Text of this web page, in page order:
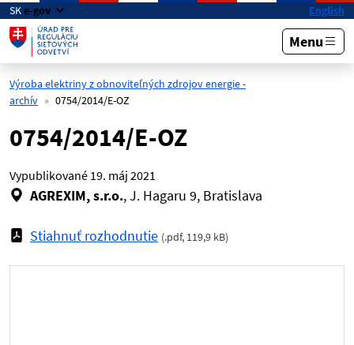
Preskočiť na hlavný obsah
SKe-gov English
Menu
Výroba elektriny z obnoviteľných zdrojov energie -
archív
0754/2014/E-OZ
0754/2014/E-OZ
Vypublikované 19. máj 2021
AGREXIM, s.r.o., J. Hagaru 9, Bratislava
Stiahnuť rozhodnutie (.pdf, 119,9 kB)